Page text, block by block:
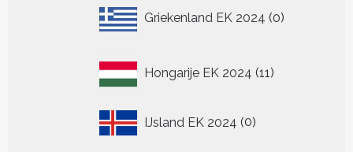
Griekenland EK 2024 0
producten
Hongarije EK 2024 11
producten
IJsland EK 2024 00